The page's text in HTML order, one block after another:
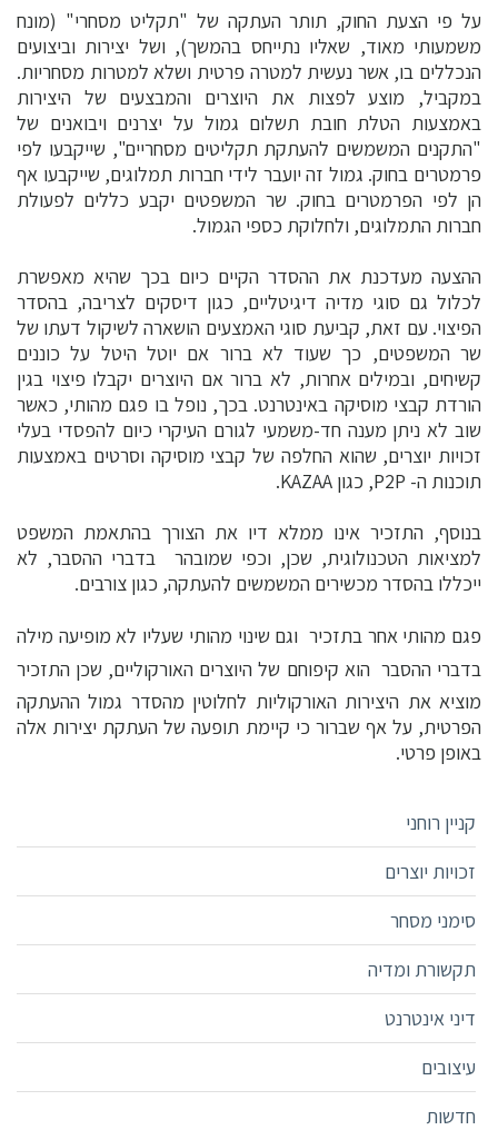
על פי הצעת החוק, תותר העתקה של "תקליט מסחרי" (מונח
משמעותי מאוד, שאליו נתייחס בהמשך), ושל יצירות וביצועים
הנכללים בו, אשר נעשית למטרה פרטית ושלא למטרות מסחריות.
במקביל, מוצע לפצות את היוצרים והמבצעים של היצירות
באמצעות הטלת חובת תשלום גמול על יצרנים ויבואנים של
"התקנים המשמשים להעתקת תקליטים מסחריים", שייקבעו לפי
פרמטרים בחוק. גמול זה יועבר לידי חברות תמלוגים, שייקבעו אף
הן לפי הפרמטרים בחוק. שר המשפטים יקבע כללים לפעולת
חברות התמלוגים, ולחלוקת כספי הגמול.
ההצעה מעדכנת את ההסדר הקיים כיום בכך שהיא מאפשרת
לכלול גם סוגי מדיה דיגיטליים, כגון דיסקים לצריבה, בהסדר
הפיצוי. עם זאת, קביעת סוגי האמצעים הושארה לשיקול דעתו של
שר המשפטים, כך שעוד לא ברור אם יוטל היטל על כוננים
קשיחים, ובמילים אחרות, לא ברור אם היוצרים יקבלו פיצוי בגין
הורדת קבצי מוסיקה באינטרנט. בכך, נופל בו פגם מהותי, כאשר
שוב לא ניתן מענה חד-משמעי לגורם העיקרי כיום להפסדי בעלי
זכויות יוצרים, שהוא החלפה של קבצי מוסיקה וסרטים באמצעות
תוכנות ה- P2P, כגון KAZAA.
בנוסף, התזכיר אינו ממלא דיו את הצורך בהתאמת המשפט
למציאות הטכנולוגית, שכן, וכפי שמובהר בדברי ההסבר, לא
ייכללו בהסדר מכשירים המשמשים להעתקה, כגון צורבים.
פגם מהותי אחר בתזכיר  וגם שינוי מהותי שעליו לא מופיעה מילה
בדברי ההסבר  הוא קיפוחם של היוצרים האורקוליים, שכן התזכיר
מוציא את היצירות האורקוליות לחלוטין מהסדר גמול ההעתקה
הפרטית, על אף שברור כי קיימת תופעה של העתקת יצירות אלה
באופן פרטי.
קניין רוחני
זכויות יוצרים
סימני מסחר
תקשורת ומדיה
דיני אינטרנט
עיצובים
חדשות